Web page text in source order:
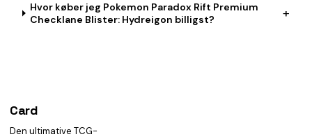
Hvor køber jeg Pokemon Paradox Rift Premium
Checklane Blister: Hydreigon billigst?
+
Card
Den ultimative TCG-